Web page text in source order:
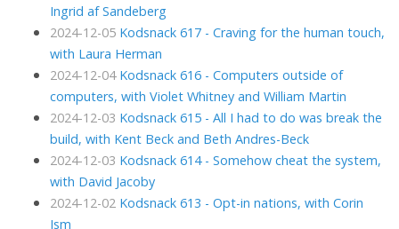
Ingrid af Sandeberg
2024-12-05 Kodsnack 617 - Craving for the human touch,
with Laura Herman
2024-12-04 Kodsnack 616 - Computers outside of
computers, with Violet Whitney and William Martin
2024-12-03 Kodsnack 615 - All I had to do was break the
build, with Kent Beck and Beth Andres-Beck
2024-12-03 Kodsnack 614 - Somehow cheat the system,
with David Jacoby
2024-12-02 Kodsnack 613 - Opt-in nations, with Corin
Ism